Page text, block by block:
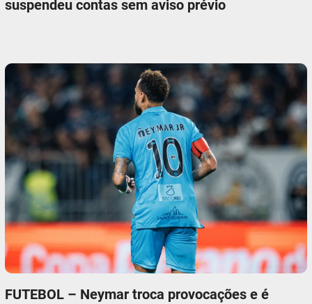
suspendeu contas sem aviso prévio
FUTEBOL – Neymar troca provocações e é